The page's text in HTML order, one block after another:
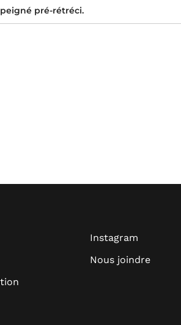
pré-rétréci.
Instagram
Nous joindre